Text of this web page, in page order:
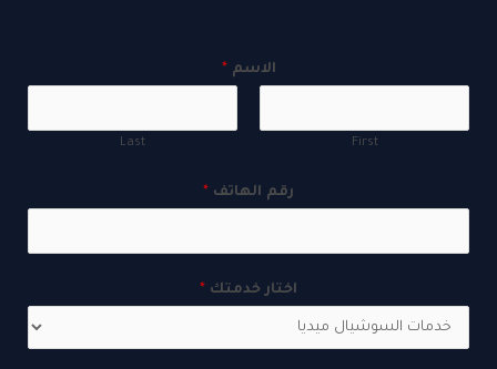
الاسم*
First
Last
رقم الهاتف *
ق
اختار خدمتك *